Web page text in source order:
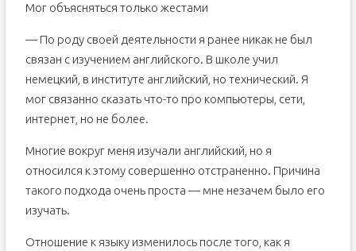
Мог объясняться только жестами
— По роду своей деятельности я ранее никак не был
связан с изучением английского. В школе учил
немецкий, в институте английский, но технический. Я
мог связанно сказать что-то про компьютеры, сети,
интернет, но не более.
Многие вокруг меня изучали английский, но я
относился к этому совершенно отстраненно. Причина
такого подхода очень проста — мне незачем было его
изучать.
Отношение к языку изменилось после того, как я